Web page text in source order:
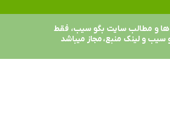
و مطالب سایت بگو سیب، فقط
سیب و لینک منبع، مجاز میباشد